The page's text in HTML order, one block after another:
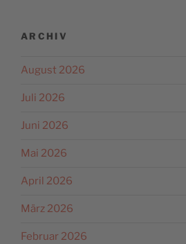
ARCHIV
August 2026
Juli 2026
Juni 2026
Mai 2026
April 2026
März 2026
Februar 2026